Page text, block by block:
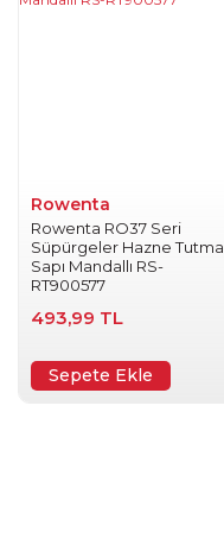
Rowenta
Rowenta RO37 Seri
Süpürgeler Hazne Tutma
Sapı Mandallı RS-
RT900577
493,99 TL
Sepete Ekle